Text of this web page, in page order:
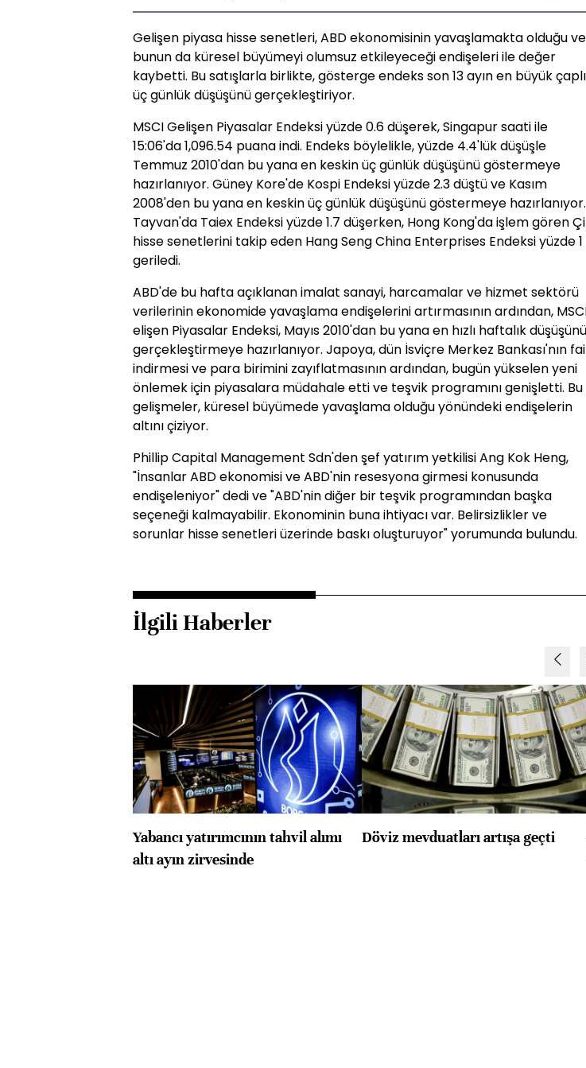
Gelişen piyasa hisse senetleri, ABD ekonomisinin yavaşlamakta olduğu ve
bunun da küresel büyümeyi olumsuz etkileyeceği endişeleri ile değer
kaybetti. Bu satışlarla birlikte, gösterge endeks son 13 ayın en büyük çaplı
üç günlük düşüşünü gerçekleştiriyor.
MSCI Gelişen Piyasalar Endeksi yüzde 0.6 düşerek, Singapur saati ile
15:06'da 1,096.54 puana indi. Endeks böylelikle, yüzde 4.4'lük düşüşle
Temmuz 2010'dan bu yana en keskin üç günlük düşüşünü göstermeye
hazırlanıyor. Güney Kore'de Kospi Endeksi yüzde 2.3 düştü ve Kasım
2008'den bu yana en keskin üç günlük düşüşünü göstermeye hazırlanıyor.
Tayvan'da Taiex Endeksi yüzde 1.7 düşerken, Hong Kong'da işlem gören
hisse senetlerini takip eden Hang Seng China Enterprises Endeksi yüzde 1
geriledi.
ABD'de bu hafta açıklanan imalat sanayi, harcamalar ve hizmet sektörü
verilerinin ekonomide yavaşlama endişelerini artırmasının ardından,
elişen Piyasalar Endeksi, Mayıs 2010'dan bu yana en hızlı haftalık düşüşünü
gerçekleştirmeye hazırlanıyor. Japoya, dün İsviçre Merkez Bankası'nın
indirmesi ve para birimini zayıflatmasının ardından, bugün yükselen yeni
önlemek için piyasalara müdahale etti ve teşvik programını genişletti. Bu
gelişmeler, küresel büyümede yavaşlama olduğu yönündeki endişelerin
altını çiziyor.
Phillip Capital Management Sdn'den şef yatırım yetkilisi Ang Kok Heng,
"İnsanlar ABD ekonomisi ve ABD'nin resesyona girmesi konusunda
endişeleniyor" dedi ve "ABD'nin diğer bir teşvik programından başka
seçeneği kalmayabilir. Ekonominin buna ihtiyacı var. Belirsizlikler ve
sorunlar hisse senetleri üzerinde baskı oluşturuyor" yorumunda bulundu.
İlgili Haberler
Yabancı yatırımcının tahvil alımı
altı ayın zirvesinde
Döviz mevduatları artışa geçti